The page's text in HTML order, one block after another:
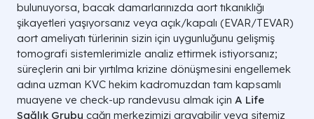
bulunuyorsa, bacak damarlarınızda aort tıkanıklığı
şikayetleri yaşıyorsanız veya açık/kapalı (EVAR/TEVAR)
aort ameliyatı türlerinin sizin için uygunluğunu gelişmiş
tomografi sistemlerimizle analiz ettirmek istiyorsanız;
süreçlerin ani bir yırtılma krizine dönüşmesini engellemek
adına uzman KVC hekim kadromuzdan tam kapsamlı
muayene ve check-up randevusu almak için A Life
Sağlık Grubu çağrı merkezimizi arayabilir veya sitemiz